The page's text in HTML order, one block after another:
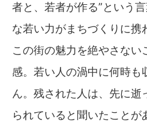
者と、若者が作る”という
な若い力がまちづくりに携
この街の魅力を絶やさない
感。若い人の渦中に何時も
ん。残された人は、先に逝
られていると聞いたことが